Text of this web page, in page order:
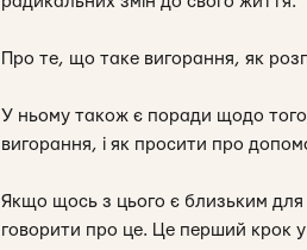
Про те, що таке вигорання, як
У ньому також є поради щодо
вигорання, і як просити про
Якщо щось з цього є близьким для
говорити про це. Це перший крок